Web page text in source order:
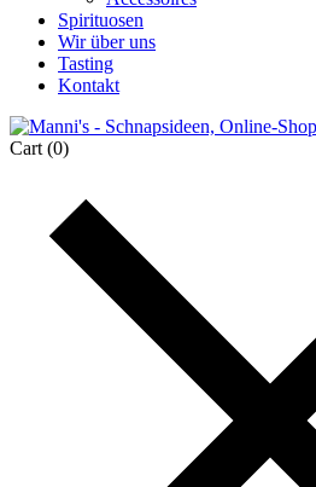
Spirituosen
Wir über uns
Tasting
Kontakt
Cart (0)